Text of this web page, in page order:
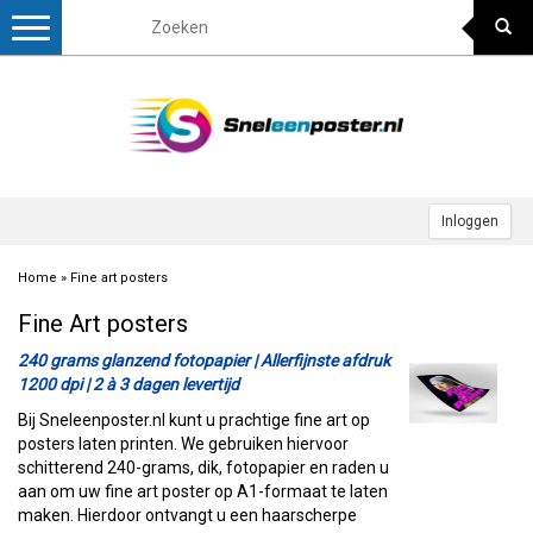
Inloggen
Toggle
Home » Fine art posters
Fine Art posters
240 grams glanzend fotopapier | Allerfijnste afdruk
1200 dpi | 2 à 3 dagen levertijd
Bij Sneleenposter.nl kunt u prachtige fine art op
posters laten printen. We gebruiken hiervoor
schitterend 240-grams, dik, fotopapier en raden u
aan om uw fine art poster op A1-formaat te laten
maken. Hierdoor ontvangt u een haarscherpe